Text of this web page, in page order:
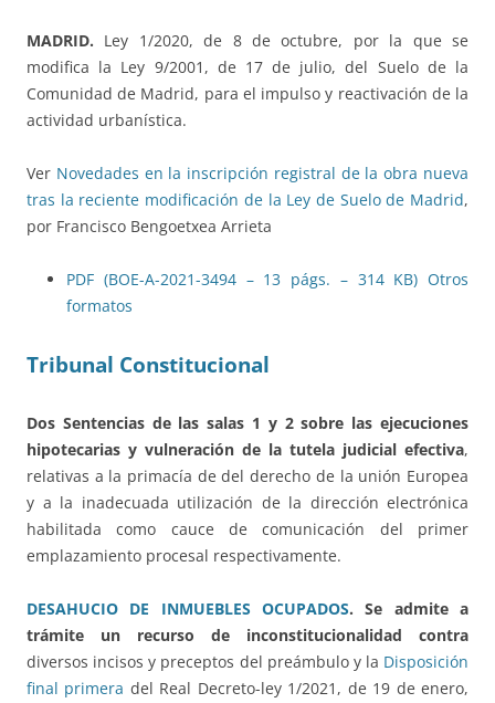
MADRID. Ley 1/2020, de 8 de octubre, por la que se
modifica la Ley 9/2001, de 17 de julio, del Suelo de la
Comunidad de Madrid, para el impulso y reactivación de la
actividad urbanística.
Ver Novedades en la inscripción registral de la obra nueva
tras la reciente modificación de la Ley de Suelo de Madrid,
por Francisco Bengoetxea Arrieta
PDF (BOE-A-2021-3494 – 13 págs. – 314 KB) Otros
formatos
Tribunal Constitucional
Dos Sentencias de las salas 1 y 2 sobre las ejecuciones
hipotecarias y vulneración de la tutela judicial efectiva,
relativas a la primacía de del derecho de la unión Europea
y a la inadecuada utilización de la dirección electrónica
habilitada como cauce de comunicación del primer
emplazamiento procesal respectivamente.
DESAHUCIO DE INMUEBLES OCUPADOS. Se admite a
trámite un recurso de inconstitucionalidad contra
diversos incisos y preceptos del preámbulo y la Disposición
final primera del Real Decreto-ley 1/2021, de 19 de enero,